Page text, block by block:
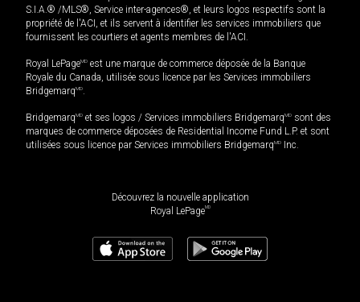
S.I.A.® /MLS®, Service inter-agences®, et leurs logos respectifs sont la
propriété de l'ACI, et ils servent à identifier les services immobiliers que
fournissent les courtiers et agents membres de l'ACI.
Royal LePageMD est une marque de commerce déposée de la Banque
Royale du Canada, utilisée sous licence par les Services immobiliers
BridgemarqMD.
BridgemarqMD et ses logos / Services immobiliers BridgemarqMD sont des
marques de commerce déposées de Residential Income Fund L.P. et sont
utilisées sous licence par Services immobiliers BridgemarqMD Inc.
Découvrez la nouvelle application
Royal LePageMD